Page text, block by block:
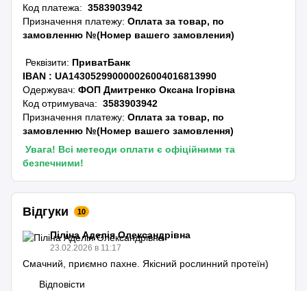
Код платежа:3583903942
Призначення платежу:Оплата за товар, по
замовленню №(Номер вашего замовления)
Реквізити: ПриватБанк
IBAN : UA143052990000026004016813990
Одержувач:ФОП Дмитренко Оксана Ігорівна
Код отримувача:3583903942
Призначення платежу:Оплата за товар, по
замовленню №(Номер вашего замовлення)
Увага! Всі метеоди оплати є офіційними та
безпечними!
Відгуки 10
Піліна Аделія Олександрівна
23.02.2026 в 11:17
Смачний, приємно пахне. Якісний рослинний протеїн)
Відповісти